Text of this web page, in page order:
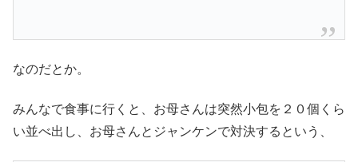
なのだとか。
みんなで食事に行くと、お母さんは突然小包を２０個くら
い並べ出し、お母さんとジャンケンで対決するという、